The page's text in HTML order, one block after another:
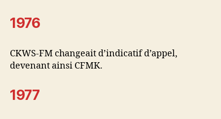
1976
CKWS-FM changeait d’indicatif d’appel,
devenant ainsi CFMK.
1977